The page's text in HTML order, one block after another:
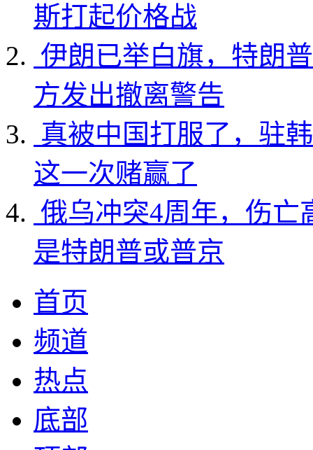
斯打起价格战
伊朗已举白旗，特朗
方发出撤离警告
真被中国打服了，驻
这一次赌赢了
俄乌冲突4周年，伤亡
是特朗普或普京
首页
频道
热点
底部